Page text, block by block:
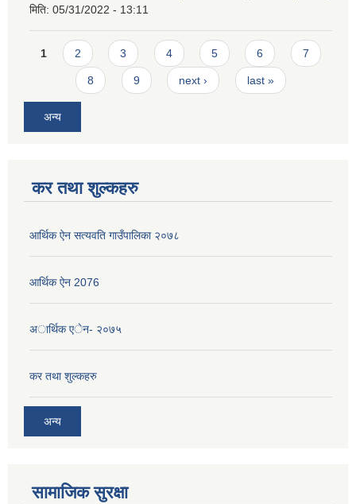
मिति: 05/31/2022 - 13:11
Pages
1 2 3 4 5 6 7
8 9 next › last »
अन्य
कर तथा शुल्कहरु
आर्थिक ऐन सत्यवति गाउँपालिका २०७८
आर्थिक ऐन 2076
अार्थिक एेन- २०७५
कर तथा शुल्कहरु
अन्य
सामाजिक सुरक्षा